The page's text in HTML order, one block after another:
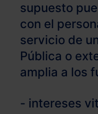
supuesto
con el
servicio de
Pública o
amplia a los
- intereses